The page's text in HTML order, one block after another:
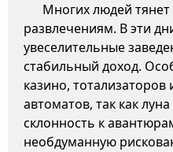
Многих людей
развлечениям. В эти
увеселительные
стабильный доход.
казино,
автоматов, так как
склонность к
необдуманную